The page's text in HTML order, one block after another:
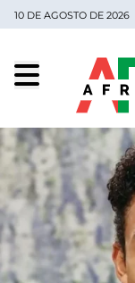
10 DE AGOSTO DE 2026